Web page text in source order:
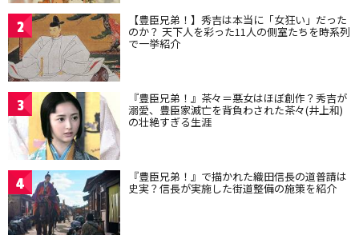
2 【豊臣兄弟！】秀吉は本当に「女狂い」だった
のか？ 天下人を彩った11人の側室たちを時系列
で一挙紹介
3 『豊臣兄弟！』茶々＝悪女はほぼ創作？秀吉が
溺愛、豊臣家滅亡を背負わされた茶々(井上和)
の壮絶すぎる生涯
4 『豊臣兄弟！』で描かれた織田信長の道普請は
史実？信長が実施した街道整備の施策を紹介